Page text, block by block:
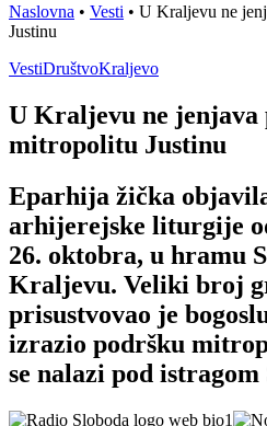
Naslovna • Vesti • U Kraljevu ne
Justinu
VestiDruštvoKraljevo
U Kraljevu ne jenjava
mitropolitu Justinu
Eparhija žička
arhijerejske liturgije
26. oktobra, u hramu
Kraljevu. Veliki broj
prisustvovao je
izrazio podršku
se nalazi pod istragom